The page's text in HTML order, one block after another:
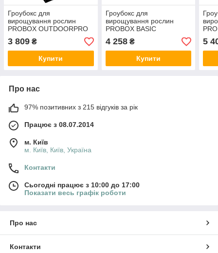
Гроубокс для
вирощування рослин
PROBOX OUTDOORPRO
60 60x60x160 см
3 809 ₴
Купити
Гроубокс для
вирощування рослин
PROBOX BASIC
80x80x160 см
4 258₴
Купити
5
Про нас
97% позитивних з 215 відгуків за рік
Працює з 08.07.2014
м. Київ
м. Київ, Київ, Україна
Контакти
Сьогодні працює з 10:00 до 17:00
Показати весь графік роботи
Про нас
Контакти